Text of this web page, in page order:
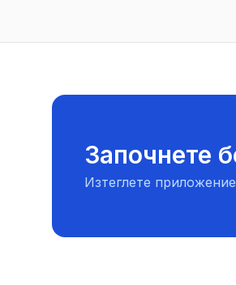
Започнете
Изтеглете